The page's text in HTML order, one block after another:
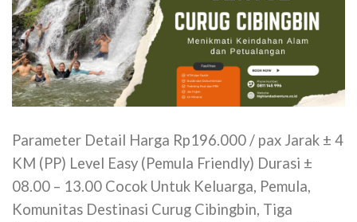
Parameter Detail Harga Rp196.000 / pax Jarak ± 4
KM (PP) Level Easy (Pemula Friendly) Durasi ±
08.00 – 13.00 Cocok Untuk Keluarga, Pemula,
Komunitas Destinasi Curug Cibingbin, Tiga